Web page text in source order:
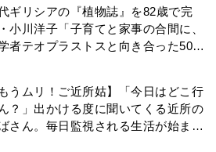
ギリシアの『植物誌』を82歳で完
小川洋子「子育てと家事の合間に、
者テオプラストスと向き合った50
もうムリ！ご近所姑】「今日はどこ行
？」出かける度に聞いてくる近所の
さん。毎日監視される生活が始ま